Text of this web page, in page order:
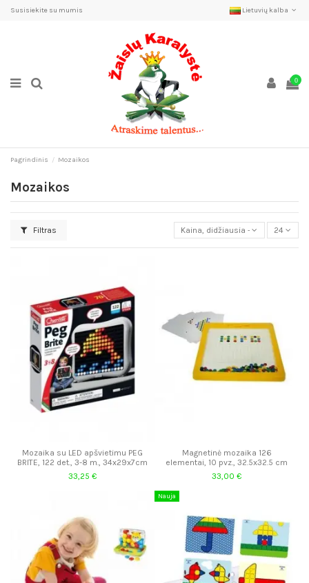
Susisiekite su mumis Lietuvių kalba
0
Pagrindinis Mozaikos
Mozaikos
Filtras Kaina, didžiausia - mažiausia
24
Mozaika su LED apšvietimu PEG
BRITE, 122 det., 3-8 m., 34x29x7cm
33,25 €
Magnetinė mozaika 126
elementai, 10 pvz., 32.5x32.5 cm
33,00 €
Nauja